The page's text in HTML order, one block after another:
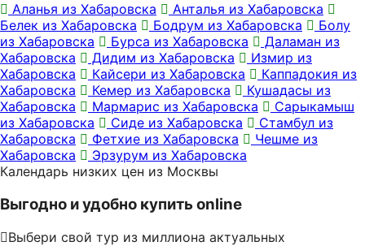
Аланья из Хабаровска
Анталья из Хабаровска
Белек из Хабаровска
Бодрум из Хабаровска
Болу
из Хабаровска
Бурса из Хабаровска
Даламан из
Хабаровска
Дидим из Хабаровска
Измир из
Хабаровска
Кайсери из Хабаровска
Каппадокия из
Хабаровска
Кемер из Хабаровска
Кушадасы из
Хабаровска
Мармарис из Хабаровска
Сарыкамыш
из Хабаровска
Сиде из Хабаровска
Стамбул из
Хабаровска
Фетхие из Хабаровска
Чешме из
Хабаровска
Эрзурум из Хабаровска
Календарь низких цен из Москвы
Выгодно и удобно купить online
Выбери свой тур из миллиона актуальных